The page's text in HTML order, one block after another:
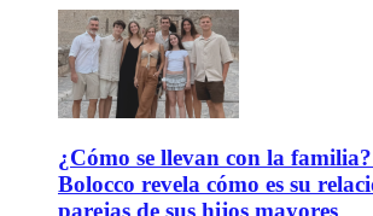
¿Cómo se llevan con la
Bolocco revela cómo es su
parejas de sus hijos mayores